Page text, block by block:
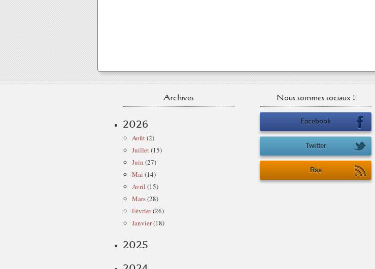
Archives
2026
Août(2)
Juillet(15)
Juin (27)
Mai (14)
Avril (15)
Mars(28)
Février(26)
Janvier(18)
2025
Nous sommes sociaux !
Facebook
Twitter
Rss